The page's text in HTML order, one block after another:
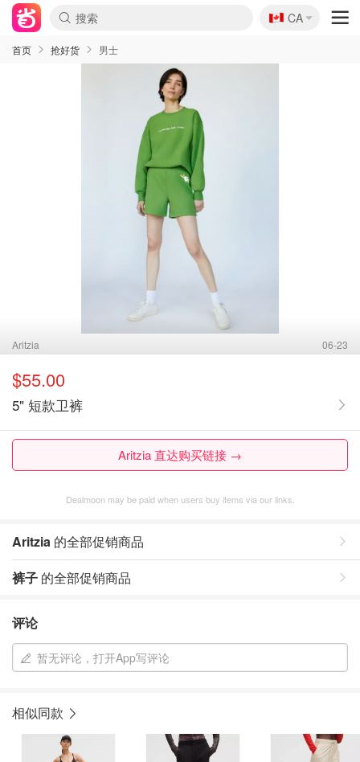
🇨🇦
CA
首页 抢好货 男士
Aritzia 06-23
$55.00
5" 短款卫裤
Aritzia 直达购买链接 →
Dealmoon may be paid when users buy items via our links.
Aritzia 的全部促销商品
裤子 的全部促销商品
评论
暂无评论，打开App写评论
相似同款